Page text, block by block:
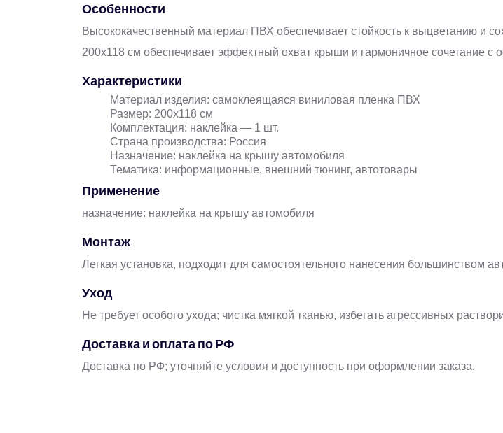
Особенности
Высококачественный материал ПВХ обеспечивает стойкость к выцветанию и
200х118 см обеспечивает эффектный охват крыши и гармоничное сочетание с
Характеристики
Материал изделия: самоклеящаяся виниловая пленка ПВХ
Размер: 200х118 см
Комплектация: наклейка — 1 шт.
Страна производства: Россия
Назначение: наклейка на крышу автомобиля
Тематика: информационные, внешний тюнинг, автотовары
Применение
назначение: наклейка на крышу автомобиля
Монтаж
Легкая установка, подходит для самостоятельного нанесения большинством
Уход
Не требует особого ухода; чистка мягкой тканью, избегать агрессивных
Доставка и оплата по РФ
Доставка по РФ; уточняйте условия и доступность при оформлении заказа.